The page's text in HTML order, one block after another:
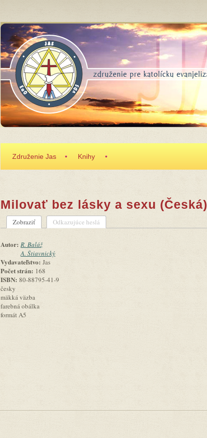
Združenie Jas Knihy
Milovať bez lásky a sexu (Česká)
Zobraziť (aktívna karta)
Odkazujúce heslá
Autor: R. Baláž
A. Štiavnický
Vydavateľstvo: Jas
Počet strán: 168
ISBN: 80-88795-41-9
česky
mäkká väzba
farebná obálka
formát A5